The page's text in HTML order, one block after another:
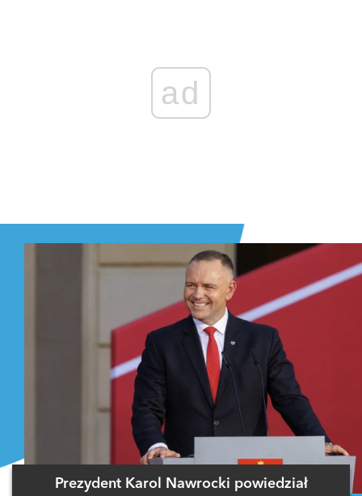
ad
Prezydent Karol Nawrocki powiedział